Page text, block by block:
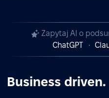
Zapytaj AI o
ChatGPT
Business